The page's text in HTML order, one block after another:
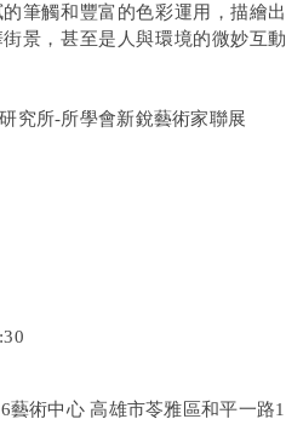
筆觸和豐富的色彩運用，描繪
景，甚至是人與環境的微妙互
究所-所學會新銳藝術家聯展
藝術中心 高雄市苓雅區和平一路